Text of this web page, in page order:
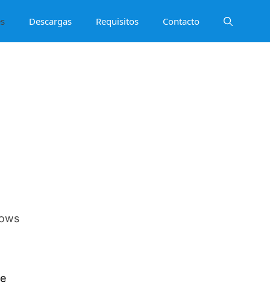
Descargas Requisitos Contacto